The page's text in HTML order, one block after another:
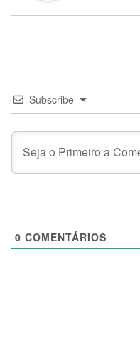
Subscribe
0 COMENTÁRIOS